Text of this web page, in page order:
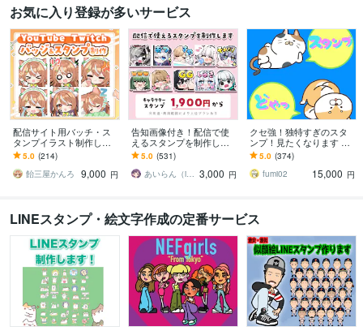
お気に入り登録が多いサービス
配信サイト用バッチ・ス
タンプイラスト制作しま
す 企業実績あり！メンバ
ーシップやサブスク特典
に最適！
5.0 (214)
飴三屋かんろ
9,000 円
告知画像付き！配信で使
えるスタンプを制作しま
す アニメーションスタン
プも対応はじめました！
5.0 (531)
あいらん（iran_stn） 3,000 円
クセ強！独特すぎのスタ
ンプ！見たくなります 大
手企業様お墨付きクオリ
ティ！キャラ映え間違い
ナシ！
5.0 (374)
fumi02
15,000 円
LINEスタンプ・絵文字作成の定番サービス